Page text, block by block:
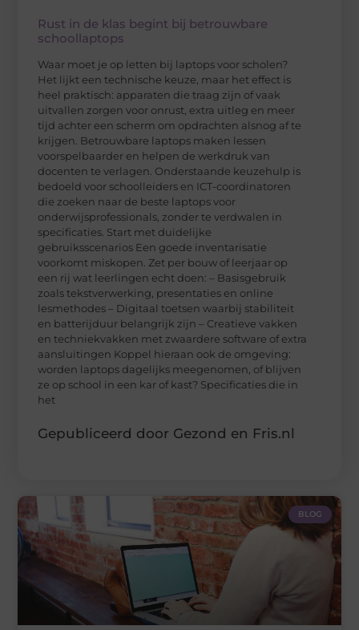
Rust in de klas begint bij betrouwbare
schoollaptops
Waar moet je op letten bij laptops voor scholen?
Het lijkt een technische keuze, maar het effect is
heel praktisch: apparaten die traag zijn of vaak
uitvallen zorgen voor onrust, extra uitleg en meer
tijd achter een scherm om opdrachten alsnog af te
krijgen. Betrouwbare laptops maken lessen
voorspelbaarder en helpen de werkdruk van
docenten te verlagen. Onderstaande keuzehulp is
bedoeld voor schoolleiders en ICT-coordinatoren
die zoeken naar de beste laptops voor
onderwijsprofessionals, zonder te verdwalen in
specificaties. Start met duidelijke
gebruiksscenarios Een goede inventarisatie
voorkomt miskopen. Zet per bouw of leerjaar op
een rij wat leerlingen echt doen: – Basisgebruik
zoals tekstverwerking, presentaties en online
lesmethodes – Digitaal toetsen waarbij stabiliteit
en batterijduur belangrijk zijn – Creatieve vakken
en techniekvakken met zwaardere software of extra
aansluitingen Koppel hieraan ook de omgeving:
worden laptops dagelijks meegenomen, of blijven
ze op school in een kar of kast? Specificaties die in
het
Gepubliceerd door Gezond en Fris.nl
BLOG